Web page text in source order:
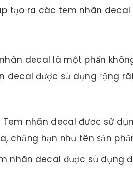
tạo ra các tem nhãn decal
decal là một phần
decal được sử dụng rộng
Tem nhãn decal được sử
chẳng hạn như tên sản
nhãn decal được sử dụng